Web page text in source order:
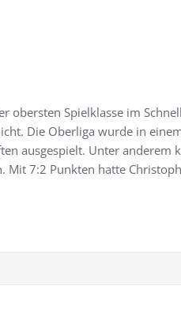
obersten Spielklasse im
Die Oberliga wurde in
ausgespielt. Unter anderem
Mit 7:2 Punkten hatte